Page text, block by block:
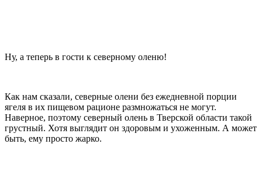
Ну, а теперь в гости к северному оленю!
Как нам сказали, северные олени без ежедневной порции
ягеля в их пищевом рационе размножаться не могут.
Наверное, поэтому северный олень в Тверской области такой
грустный. Хотя выглядит он здоровым и ухоженным. А может
быть, ему просто жарко.